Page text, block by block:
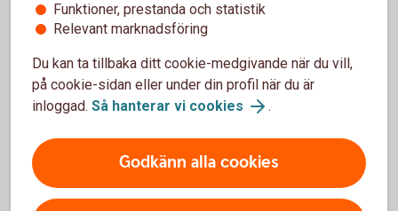
Bil till jobbet och bil i jobbet
Om du åker i egen bil till jobbet och uppfyller
Använder du din egen bil i tjänsten kan du få skattefri
ersättning från din arbetsgivare. Har du en tjänstebil
får du skatta för den som en förmån från din
Funktioner, prestanda och statistik
Relevant marknadsföring
Du kan ta tillbaka ditt cookie-medgivande när du vill,
på cookie-sidan eller under din profil när du är
inloggad. Så hanterar vi cookies .
Godkänn alla cookies